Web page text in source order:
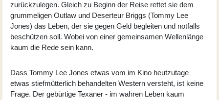
zurückzulegen. Gleich zu Beginn der Reise rettet sie dem
grummeligen Outlaw und Deserteur Briggs (Tommy Lee
Jones) das Leben, der sie gegen Geld begleiten und notfalls
beschützen soll. Wobei von einer gemeinsamen Wellenlänge
kaum die Rede sein kann.
Dass Tommy Lee Jones etwas vom im Kino heutzutage
etwas stiefmütterlich behandelten Western versteht, ist keine
Frage. Der gebürtige Texaner - im wahren Leben kaum